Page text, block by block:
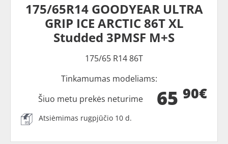
175/65R14 GOODYEAR ULTRA
GRIP ICE ARCTIC 86T XL
Studded 3PMSF M+S
175/65 R14 86T
Tinkamumas modeliams:
65 90€
Šiuo metu prekės neturime
Atsiėmimas rugpjūčio 10 d.